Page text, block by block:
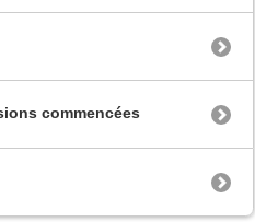
commencées